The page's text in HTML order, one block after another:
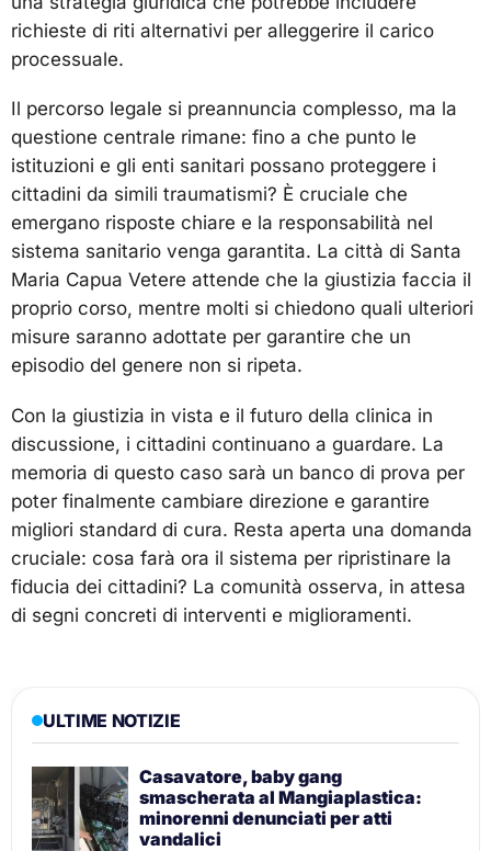
richieste di riti alternativi per alleggerire il carico
processuale.
Il percorso legale si preannuncia complesso, ma la
questione centrale rimane: fino a che punto le
istituzioni e gli enti sanitari possano proteggere i
cittadini da simili traumatismi? È cruciale che
emergano risposte chiare e la responsabilità nel
sistema sanitario venga garantita. La città di Santa
Maria Capua Vetere attende che la giustizia faccia il
proprio corso, mentre molti si chiedono quali ulteriori
misure saranno adottate per garantire che un
episodio del genere non si ripeta.
Con la giustizia in vista e il futuro della clinica in
discussione, i cittadini continuano a guardare. La
memoria di questo caso sarà un banco di prova per
poter finalmente cambiare direzione e garantire
migliori standard di cura. Resta aperta una domanda
cruciale: cosa farà ora il sistema per ripristinare la
fiducia dei cittadini? La comunità osserva, in attesa
di segni concreti di interventi e miglioramenti.
ULTIME NOTIZIE
Casavatore, baby gang
smascherata al Mangiaplastica:
minorenni denunciati per atti
vandalici